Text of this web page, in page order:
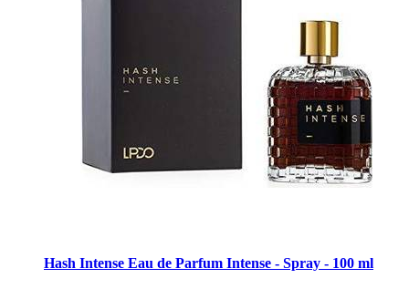
Hash Intense Eau de Parfum Intense - Spray - 100 ml